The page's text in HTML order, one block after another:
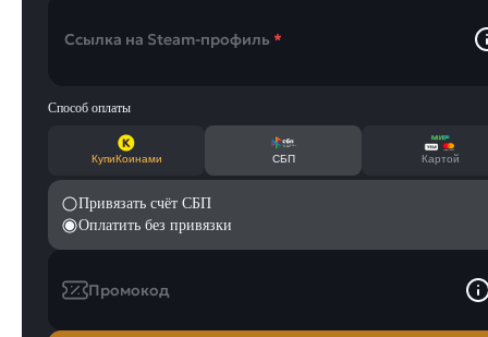
Ссылка на Steam-профиль *
Способ оплаты
КупиКоинами СБП Картой
Привязать счёт СБП
Оплатить без привязки
Промокод